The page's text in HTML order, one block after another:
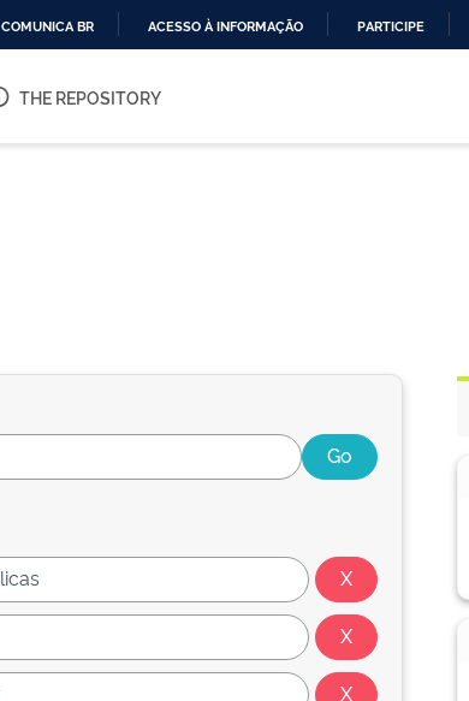
O
COMUNICA BR ACESSO À INFORMAÇÃO PARTICIPE
THE REPOSITORY